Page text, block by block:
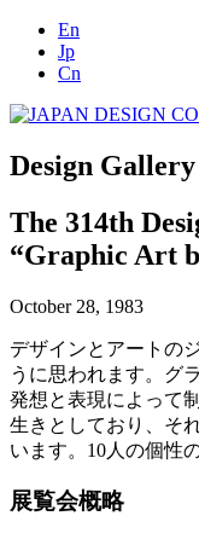
En
Jp
Cn
Design Gallery
The 314th
“Graphic Art
October 28, 1983
デザインとアートの
うに思われます。グ
発想と表現によって
生きとしており、そ
います。10人の個性
展覧会概略